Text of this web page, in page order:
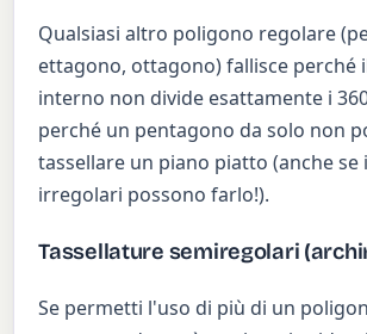
Qualsiasi altro poligono regolare
ettagono, ottagono) fallisce perché
interno non divide esattamente i
perché un pentagono da solo non
tassellare un piano piatto (anche se
irregolari possono farlo!).
Tassellature semiregolari
Se permetti l'uso di più di un